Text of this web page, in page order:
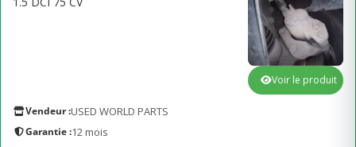
Vendeur :USED WORLD PARTS
Garantie :12 mois
Voir le produit